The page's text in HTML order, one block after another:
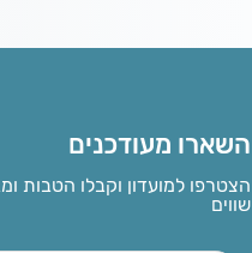
השארו מעודכנים
הצטרפו למועדון וקבלו הטבות
שווים